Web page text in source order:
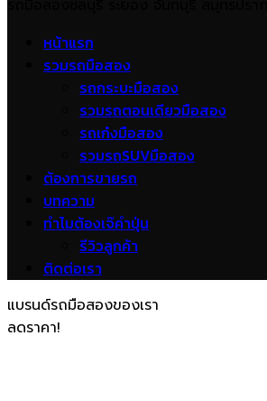
หน้าแรก
รวมรถมือสอง
รถกระบะมือสอง
รวมรถตอนเดียวมือสอง
รถเก๋งมือสอง
รวมรถSUVมือสอง
ต้องการขายรถ
บทความ
ทำไมต้องเจ๊คำปุ่น
รีวิวลูกค้า
ติดต่อเรา
แบรนด์รถมือสองของเรา
ลดราคา!